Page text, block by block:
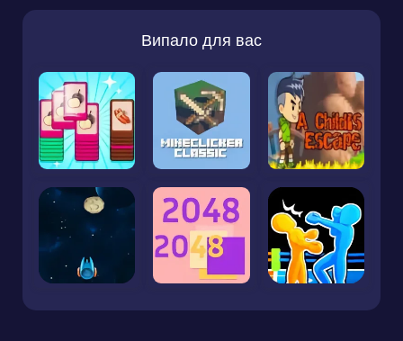
Випало для вас